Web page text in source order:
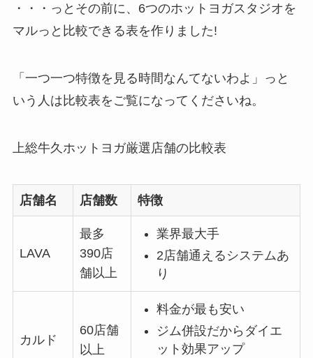
・・・っとその前に、6つのホットヨガスタジオを
マルっと比較できる表を作りました!
「一つ一つ特徴を見る時間なんてないわよ」っと
いう人は比較表をご覧になってくださいね。
上総牛久ホットヨガ厳選店舗の比較表
店舗名 店舗数 特徴
LAVA
最多
390店
舗以上
業界最大手
2店舗通えるシステムあ
り
カルド
60店舗
以上
料金が最も安い
ジム併設だからダイエ
ット効果アップ